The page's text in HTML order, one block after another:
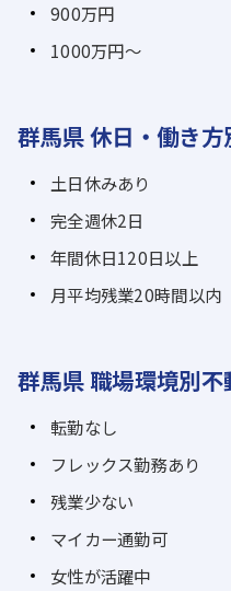
900万円
1000万円～
群馬県 休日・働き
土日休みあり
完全週休2日
年間休日120日以上
月平均残業20時間以内
群馬県 職場環境別不
転勤なし
フレックス勤務あり
残業少ない
マイカー通勤可
女性が活躍中